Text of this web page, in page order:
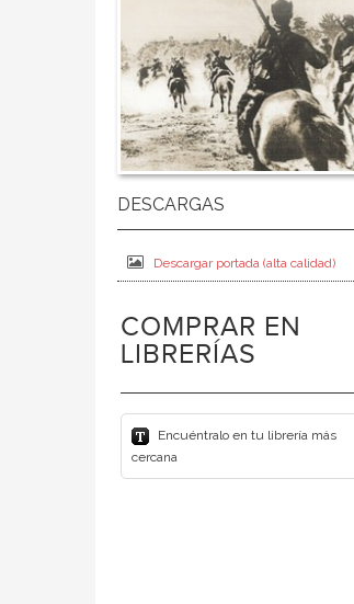
Descargar portada (alta calidad)
COMPRAR EN
LIBRERÍAS
Encuéntralo en tu librería más
cercana